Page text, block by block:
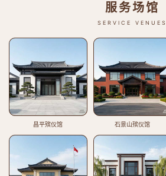
服务场馆
SERVICE VENUES
昌平殡仪馆 石景山殡仪馆